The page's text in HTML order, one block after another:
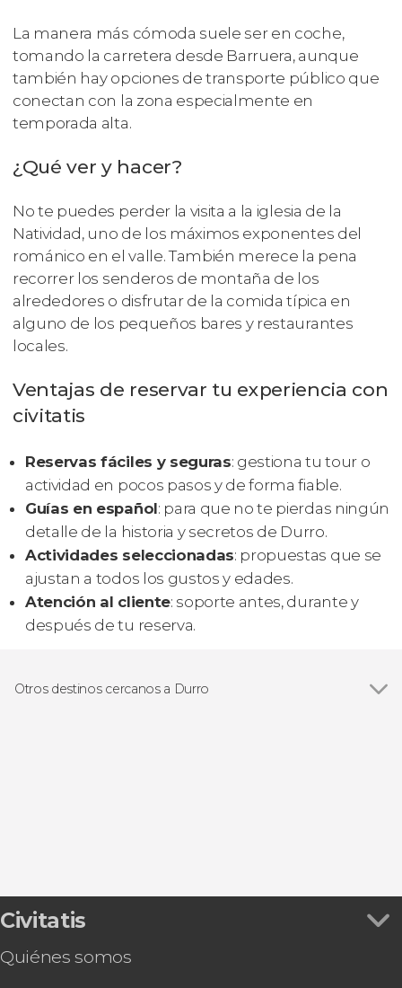
La manera más cómoda suele ser en coche,
tomando la carretera desde Barruera, aunque
también hay opciones de transporte público que
conectan con la zona especialmente en
temporada alta.
¿Qué ver y hacer?
No te puedes perder la visita a la iglesia de la
Natividad, uno de los máximos exponentes del
románico en el valle. También merece la pena
recorrer los senderos de montaña de los
alrededores o disfrutar de la comida típica en
alguno de los pequeños bares y restaurantes
locales.
Ventajas de reservar tu experiencia con
civitatis
Reservas fáciles y seguras: gestiona tu tour o
actividad en pocos pasos y de forma fiable.
Guías en español: para que no te pierdas ningún
detalle de la historia y secretos de Durro.
Actividades seleccionadas: propuestas que se
ajustan a todos los gustos y edades.
Atención al cliente: soporte antes, durante y
después de tu reserva.
Otros destinos cercanos a Durro
Civitatis
Quiénes somos